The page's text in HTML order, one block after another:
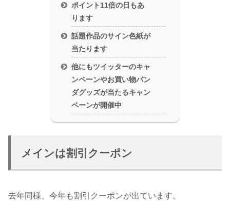
ポイント11倍の日もあ
ります
話題作品のサイン色紙が
当たります
他にもツイッターのキャ
ンペーンやお買い物パン
ダグッズが当たるキャン
ペーンが開催中
メインは割引クーポン
去年同様、今年も割引クーポンが出ています。